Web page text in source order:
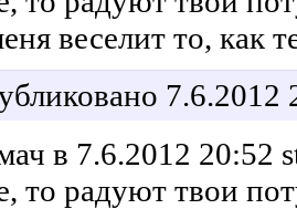
веселит то, как
7.6.2012
в 7.6.2012 20:52
то радуют твои